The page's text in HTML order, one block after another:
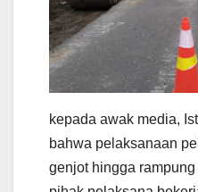
kepada awak media,
bahwa pelaksanaan
genjot hingga